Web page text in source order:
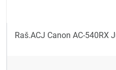
Raš.ACJ Canon AC-540RX